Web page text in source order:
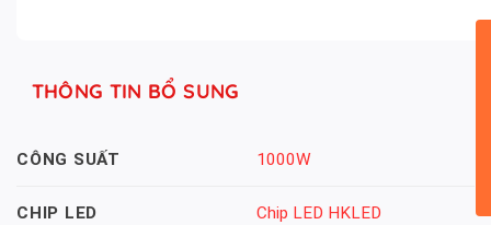
THÔNG TIN BỔ SUNG
CÔNG SUẤT 1000W
CHIP LED Chip LED HKLED